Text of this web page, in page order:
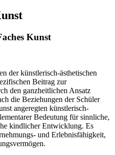
Kunst
der künstlerisch-ästhetischen
Beitrag zur
den ganzheitlichen Ansatz
die Beziehungen der Schüler
angeregten künstlerisch-
Bedeutung für sinnliche,
kindlicher Entwicklung. Es
und Erlebnisfähigkeit,